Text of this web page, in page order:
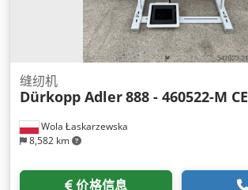
Wola Łaskarzewska
8,582 km
缝纫机
Dürkopp Adler888 - 460522-M CE
价格信息